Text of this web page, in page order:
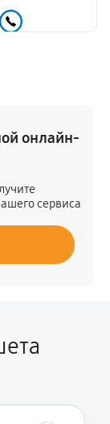
онлайн-
сервиса